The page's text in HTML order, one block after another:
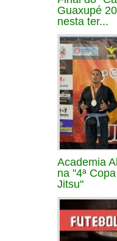
Guaxupé
nesta ter...
Academia
na "4ª
Jitsu"